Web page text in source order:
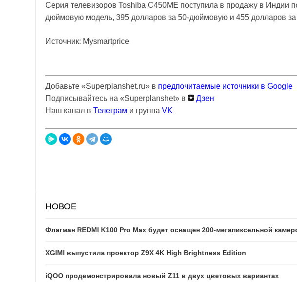
Серия телевизоров Toshiba C450ME поступила в продажу в Индии
дюймовую модель, 395 долларов за 50-дюймовую и 455 долларов
Источник: Mysmartprice
Добавьте «Superplanshet.ru» в предпочитаемые источники в Google
Подписывайтесь на «Superplanshet» в
Дзен
Наш канал в Телеграм и группа VK
НОВОЕ
Флагман REDMI K100 Pro Max будет оснащен 200-мегапиксельной
XGIMI выпустила проектор Z9X 4K High Brightness Edition
iQOO продемонстрировала новый Z11 в двух цветовых вариантах